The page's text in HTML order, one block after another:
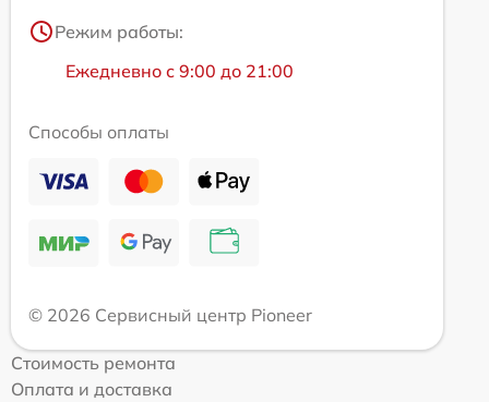
Режим работы:
Ежедневно с 9:00 до 21:00
Способы оплаты
© 2026 Сервисный центр Pioneer
Стоимость ремонта
Оплата и доставка